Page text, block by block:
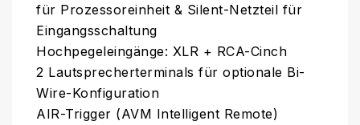
für Prozessoreinheit & Silent-Netzteil für
Eingangsschaltung
Hochpegeleingänge: XLR + RCA-Cinch
2 Lautsprecherterminals für optionale Bi-
Wire-Konfiguration
AIR-Trigger (AVM Intelligent Remote)